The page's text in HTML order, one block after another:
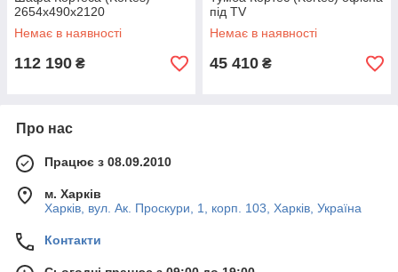
2654х490х2120
Немає в наявності
112 190 ₴
під TV
Немає в наявності
45 410 ₴
Про нас
Працює з 08.09.2010
м. Харків
Харків, вул. Ак. Проскури, 1, корп. 103, Харків, Україна
Контакти